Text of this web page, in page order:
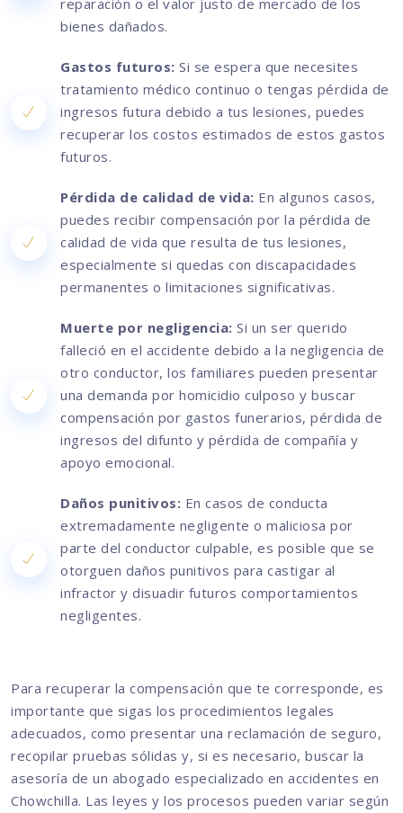
reparación o el valor justo de mercado de los
bienes dañados.
Gastos futuros: Si se espera que necesites
tratamiento médico continuo o tengas pérdida de
ingresos futura debido a tus lesiones, puedes
recuperar los costos estimados de estos gastos
futuros.
Pérdida de calidad de vida: En algunos casos,
puedes recibir compensación por la pérdida de
calidad de vida que resulta de tus lesiones,
especialmente si quedas con discapacidades
permanentes o limitaciones significativas.
Muerte por negligencia: Si un ser querido
falleció en el accidente debido a la negligencia de
otro conductor, los familiares pueden presentar
una demanda por homicidio culposo y buscar
compensación por gastos funerarios, pérdida de
ingresos del difunto y pérdida de compañía y
apoyo emocional.
Daños punitivos: En casos de conducta
extremadamente negligente o maliciosa por
parte del conductor culpable, es posible que se
otorguen daños punitivos para castigar al
infractor y disuadir futuros comportamientos
negligentes.
Para recuperar la compensación que te corresponde, es
importante que sigas los procedimientos legales
adecuados, como presentar una reclamación de seguro,
recopilar pruebas sólidas y, si es necesario, buscar la
asesoría de un abogado especializado en accidentes en
Chowchilla. Las leyes y los procesos pueden variar según